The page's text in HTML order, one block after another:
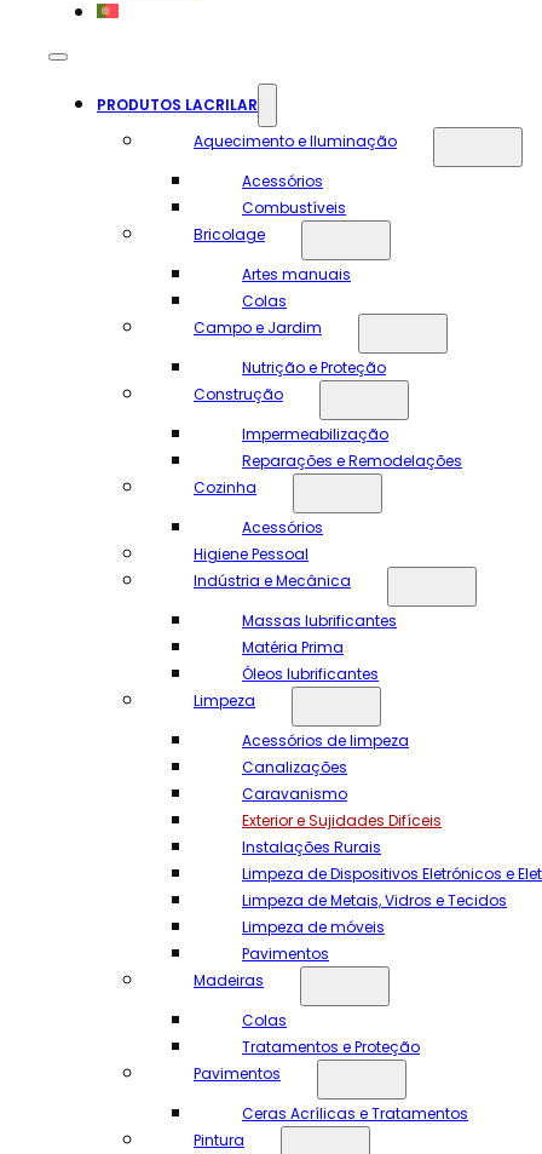
PRODUTOS LACRILAR
Aquecimento e Iluminação
Acessórios
Combustíveis
Bricolage
Artes manuais
Colas
Campo e Jardim
Nutrição e Proteção
Construção
Impermeabilização
Reparações e Remodelações
Cozinha
Acessórios
Higiene Pessoal
Indústria e Mecânica
Massas lubrificantes
Matéria Prima
Óleos lubrificantes
Limpeza
Acessórios de limpeza
Canalizações
Caravanismo
Exterior e Sujidades Difíceis
Instalações Rurais
Limpeza de Dispositivos Eletrónicos e
Limpeza de Metais, Vidros e Tecidos
Limpeza de móveis
Pavimentos
Madeiras
Colas
Tratamentos e Proteção
Pavimentos
Ceras Acrílicas e Tratamentos
Pintura